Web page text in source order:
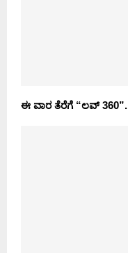
ಈ ವಾರ ತೆರೆಗೆ “ಲವ್ 360”.